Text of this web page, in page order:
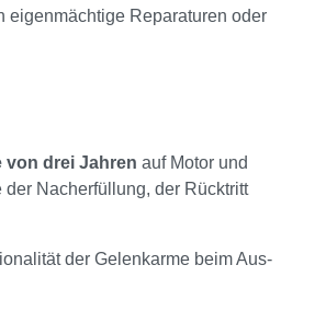
eigenmächtige Reparaturen oder
von drei Jahren auf Motor und
Nacherfüllung, der Rücktritt
der Gelenkarme beim Aus-